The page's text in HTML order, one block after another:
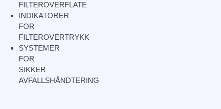
FILTEROVERFLATE
INDIKATORER
FOR
FILTEROVERTRYKK
SYSTEMER
FOR
SIKKER
AVFALLSHÅNDTERING